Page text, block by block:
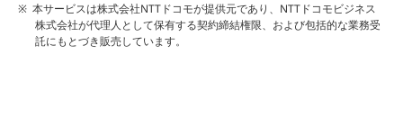
本サービスは株式会社NTTドコモが提供元であり、NTTドコモビジネス
株式会社が代理人として保有する契約締結権限、および包括的な業務受
託にもとづき販売しています。